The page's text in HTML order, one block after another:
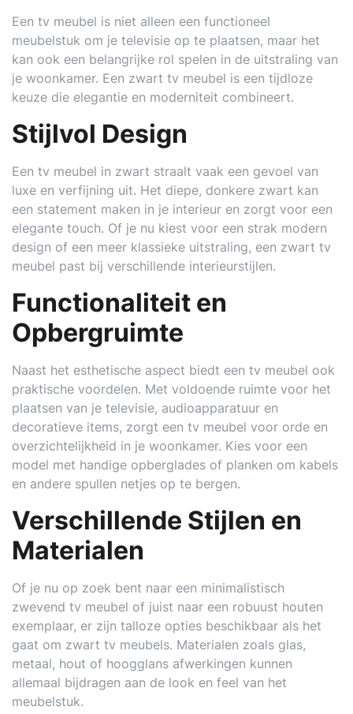
Een tv meubel is niet alleen een functioneel
meubelstuk om je televisie op te plaatsen, maar het
kan ook een belangrijke rol spelen in de uitstraling van
je woonkamer. Een zwart tv meubel is een tijdloze
keuze die elegantie en moderniteit combineert.
Stijlvol Design
Een tv meubel in zwart straalt vaak een gevoel van
luxe en verfijning uit. Het diepe, donkere zwart kan
een statement maken in je interieur en zorgt voor een
elegante touch. Of je nu kiest voor een strak modern
design of een meer klassieke uitstraling, een zwart tv
meubel past bij verschillende interieurstijlen.
Functionaliteit en
Opbergruimte
Naast het esthetische aspect biedt een tv meubel ook
praktische voordelen. Met voldoende ruimte voor het
plaatsen van je televisie, audioapparatuur en
decoratieve items, zorgt een tv meubel voor orde en
overzichtelijkheid in je woonkamer. Kies voor een
model met handige opberglades of planken om kabels
en andere spullen netjes op te bergen.
Verschillende Stijlen en
Materialen
Of je nu op zoek bent naar een minimalistisch
zwevend tv meubel of juist naar een robuust houten
exemplaar, er zijn talloze opties beschikbaar als het
gaat om zwart tv meubels. Materialen zoals glas,
metaal, hout of hoogglans afwerkingen kunnen
allemaal bijdragen aan de look en feel van het
meubelstuk.